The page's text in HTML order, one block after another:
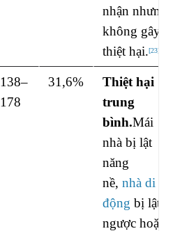
nhận nhưng
không gây
thiệt hại.[23]
138–
178
31,6%
Thiệt hại
trung
bình.Mái
nhà bị lật
năng
nề, nhà di
động bị lật
ngược hoặc